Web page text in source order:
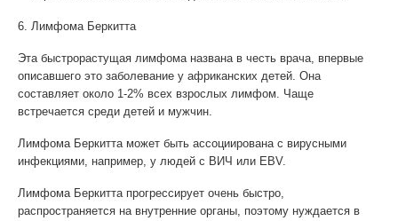
6. Лимфома Беркитта
Эта быстрорастущая лимфома названа в честь врача, впервые
описавшего это заболевание у африканских детей. Она
составляет около 1-2% всех взрослых лимфом. Чаще
встречается среди детей и мужчин.
Лимфома Беркитта может быть ассоциирована с вирусными
инфекциями, например, у людей с ВИЧ или EBV.
Лимфома Беркитта прогрессирует очень быстро,
распространяется на внутренние органы, поэтому нуждается в